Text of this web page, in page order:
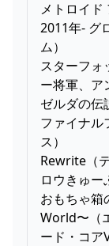
メトロイド
2011年- グ
ム）
スターフォ
ー将軍、ア
ゼルダの伝
ファイナル
ス）
Rewrite（
ロウきゅー
おもちゃ
World〜（
ード・コア